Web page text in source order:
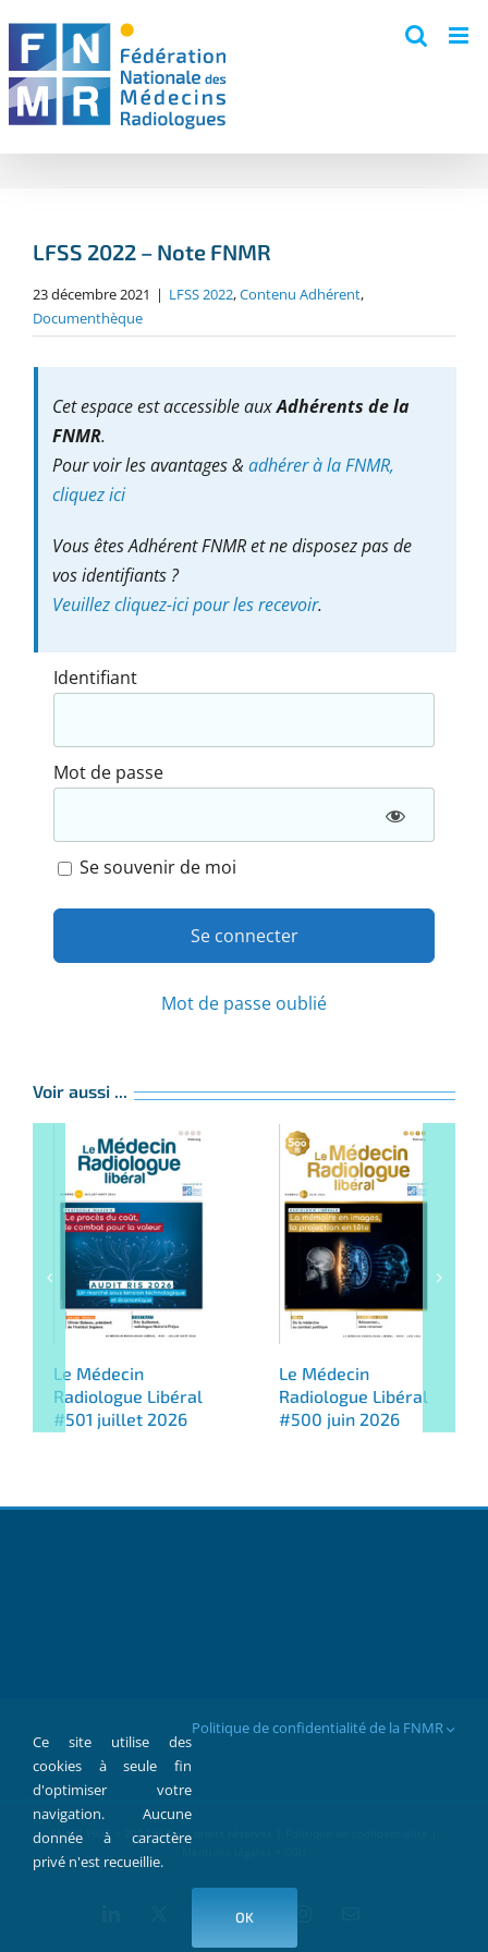
content
LFSS 2022 – Note FNMR
23 décembre 2021 | LFSS 2022,Contenu Adhérent,
Documenthèque
Cet espace est accessible auxAdhérents de la
FNMR.
Pour voir les avantages &adhérer à la FNMR,
cliquez ici
Vous êtes Adhérent FNMR et ne disposez pas de
vos identifiants ?
Veuillez cliquez-ici pour les recevoir.
Identifiant
Mot de passe
Se souvenir de moi
Mot de passe oublié
Voir aussi ...
Le Médecin
Radiologue Libéral
#501 juillet 2026
Le Médecin
Radiologue Libéral
#500 juin 2026
FNMR 1907 > 2022 © Tous droits réservés |
Facebook
Ce site utilise des
cookies à seule fin
d'optimiser votre
navigation. Aucune
donnée à caractère
privé n'est recueillie.
Politique de confidentialité de la FNMR
OK